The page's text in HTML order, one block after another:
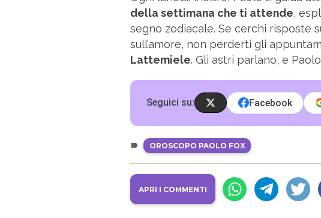
della settimana che ti attende,
segno zodiacale. Se cerchi risposte
sull’amore, non perderti gli
Lattemiele. Gli astri parlano, e
Seguici su: Facebook
OROSCOPO PAOLO FOX
APRI I COMMENTI